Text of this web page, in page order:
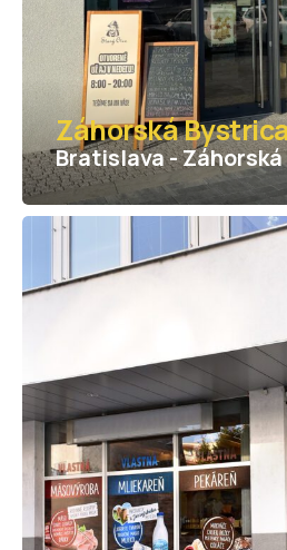
Záhorská
Bratislava -